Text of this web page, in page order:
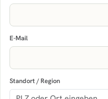
E-Mail
Standort / Region